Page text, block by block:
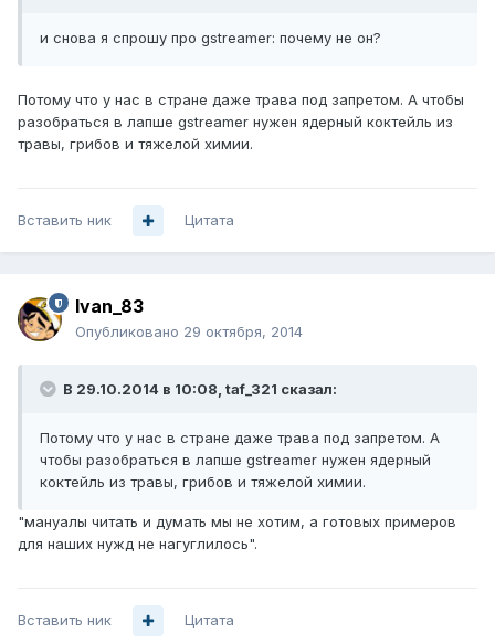
и снова я спрошу про gstreamer: почему не он?
Потому что у нас в стране даже трава под запретом. А чтобы
разобраться в лапше gstreamer нужен ядерный коктейль из
травы, грибов и тяжелой химии.
Вставить ник Цитата
Ivan_83
Опубликовано 29 октября, 2014
В 29.10.2014 в 10:08, taf_321 сказал:
Потому что у нас в стране даже трава под запретом. А
чтобы разобраться в лапше gstreamer нужен ядерный
коктейль из травы, грибов и тяжелой химии.
"мануалы читать и думать мы не хотим, а готовых примеров
для наших нужд не нагуглилось".
Вставить ник Цитата